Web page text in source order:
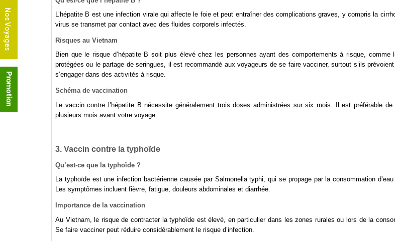
L’hépatite B est une infection virale qui affecte le foie et peut entraîner des complications graves, y compris la
virus se transmet par contact avec des fluides corporels infectés.
Risques au Vietnam
Bien que le risque d’hépatite B soit plus élevé chez les personnes ayant des comportements à risque, comme
protégées ou le partage de seringues, il est recommandé aux voyageurs de se faire vacciner, surtout s’ils
s’engager dans des activités à risque.
Schéma de vaccination
Le vaccin contre l’hépatite B nécessite généralement trois doses administrées sur six mois. Il est préférable
plusieurs mois avant votre voyage.
3. Vaccin contre la typhoïde
Qu’est-ce que la typhoïde ?
La typhoïde est une infection bactérienne causée par Salmonella typhi, qui se propage par la consommation
Les symptômes incluent fièvre, fatigue, douleurs abdominales et diarrhée.
Importance de la vaccination
Au Vietnam, le risque de contracter la typhoïde est élevé, en particulier dans les zones rurales ou lors de la
Se faire vacciner peut réduire considérablement le risque d’infection.
Nos Voyages